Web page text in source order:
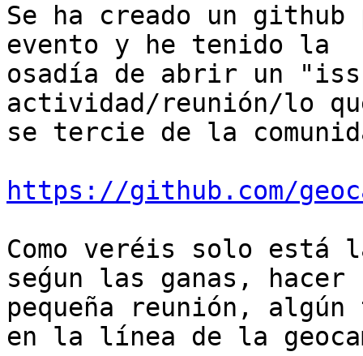
Se ha creado un
evento y he tenido la
osadía de abrir un
actividad/reunión/lo
se tercie de la
https://github.com/
Como veréis solo
seǵun las ganas, hacer
pequeña reunión,
en la línea de la